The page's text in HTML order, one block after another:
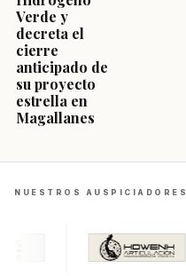
Verde y
decreta el
cierre
anticipado de
su proyecto
estrella en
Magallanes
NUESTROS AUSPICIADORES